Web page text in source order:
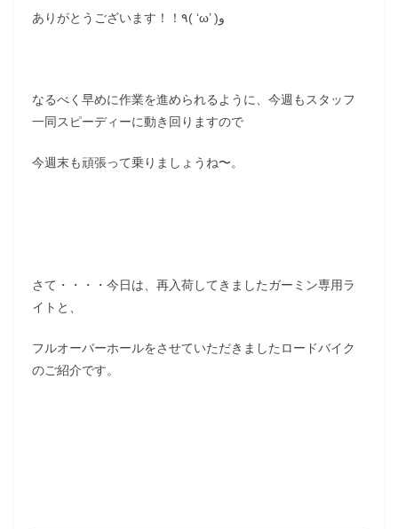
ありがとうございます！！٩( ‘ω’ )و
なるべく早めに作業を進められるように、今週もスタッフ
一同スピーディーに動き回りますので
今週末も頑張って乗りましょうね〜。
さて・・・・今日は、再入荷してきましたガーミン専用ラ
イトと、
フルオーバーホールをさせていただきましたロードバイク
のご紹介です。